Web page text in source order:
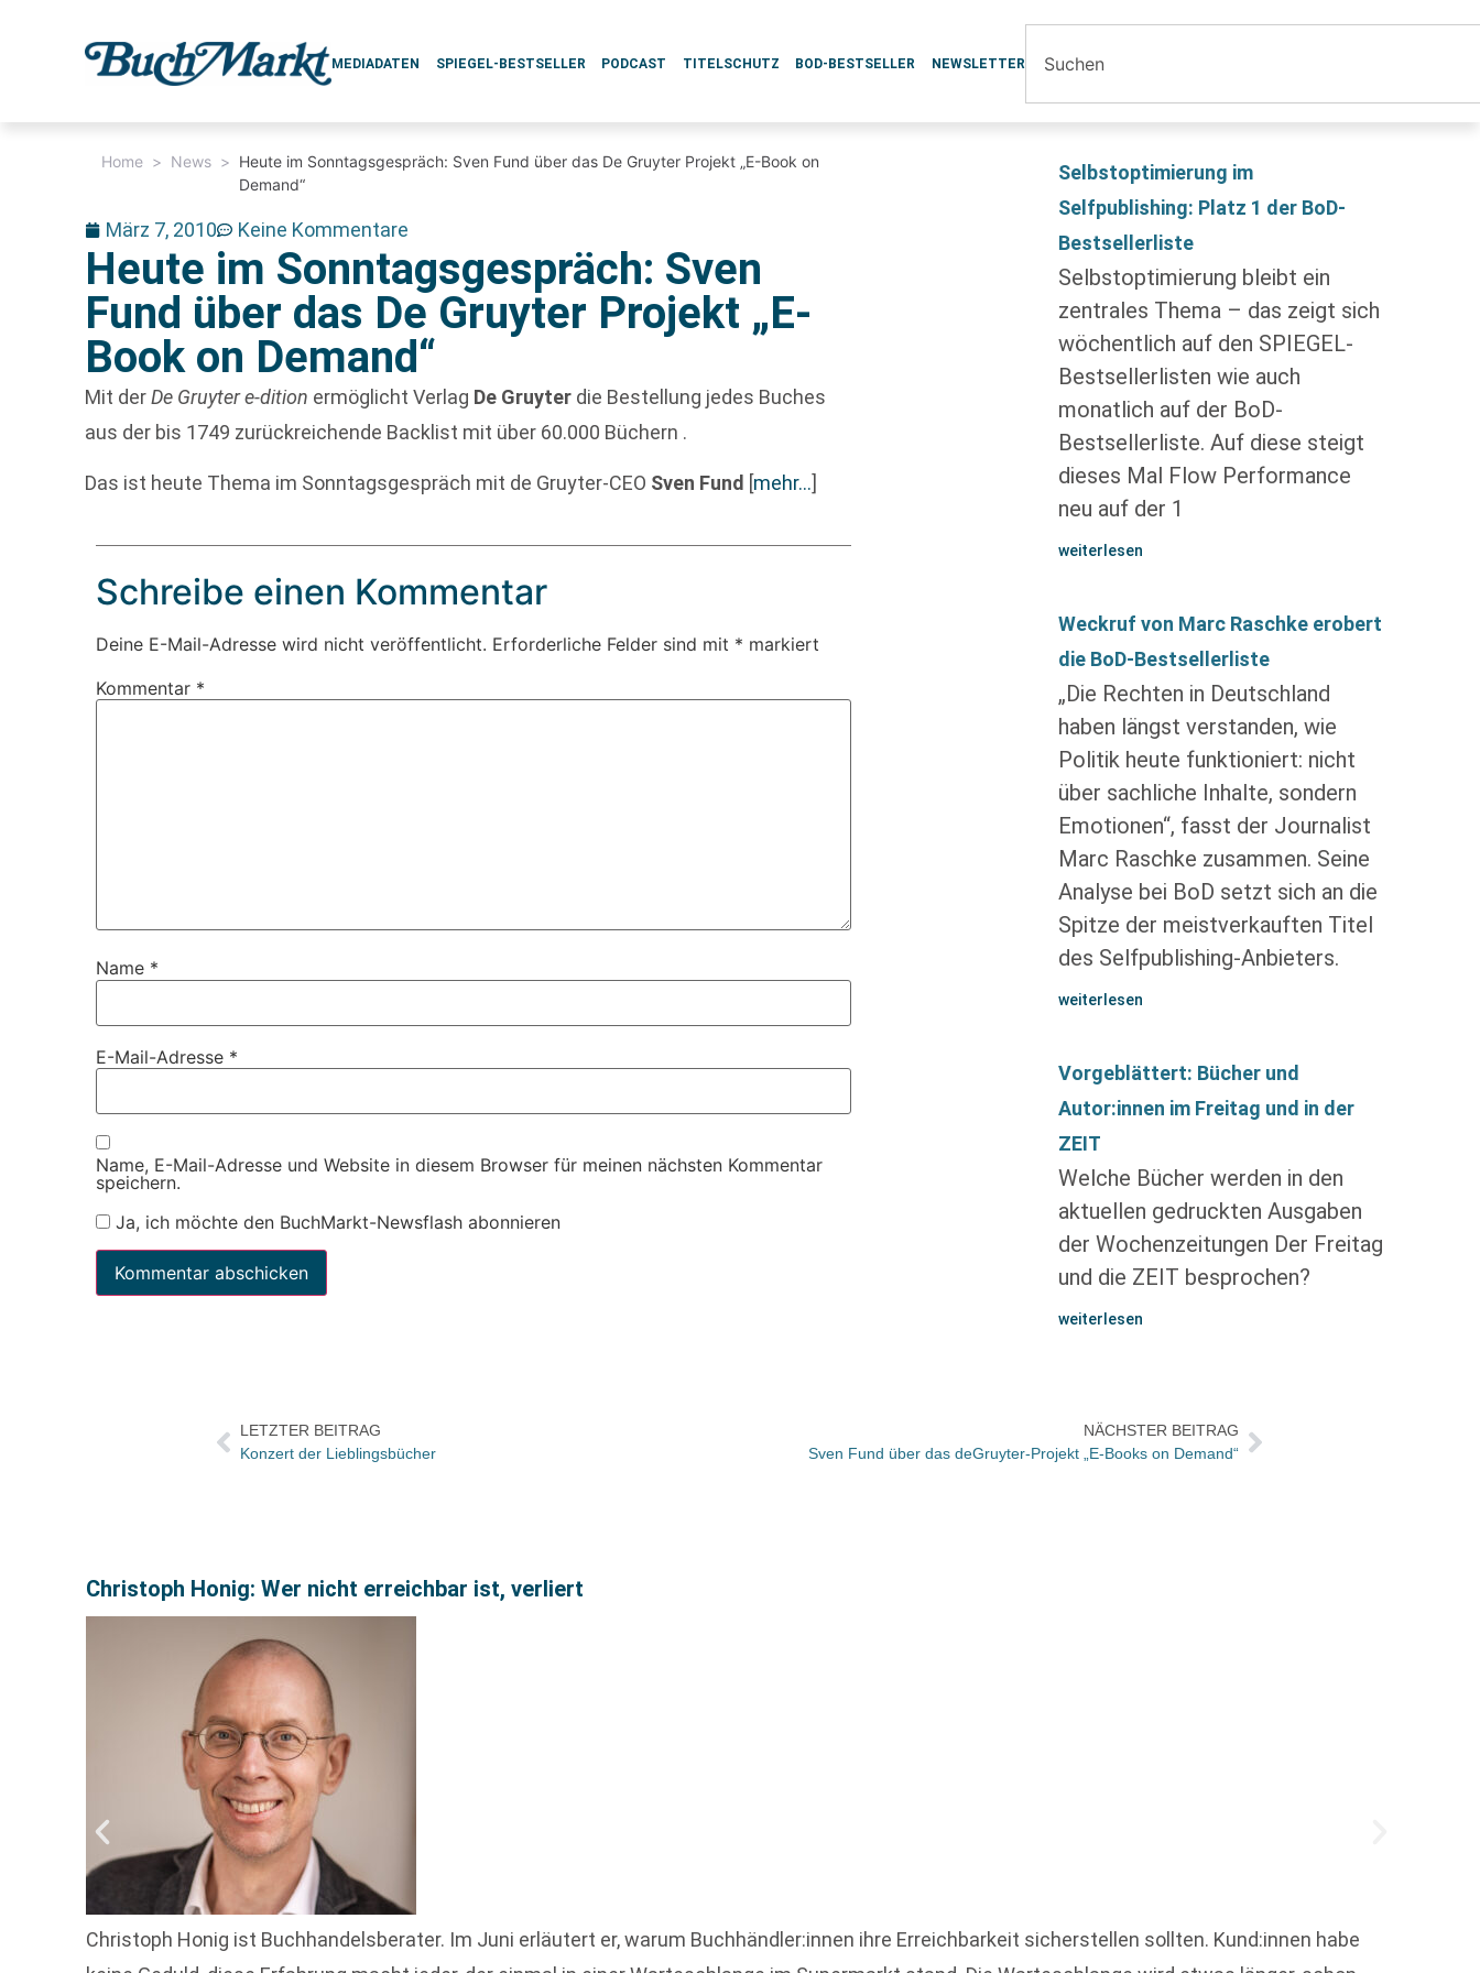
MEDIADATEN SPIEGEL-BESTSELLER PODCAST TITELSCHUTZ BOD-BESTSELLER NEWSLETTER
Home > News > Heute im Sonntagsgespräch: Sven Fund über das De Gruyter Projekt „E-Book on
Demand“
März 7, 2010 Keine Kommentare
Heute im Sonntagsgespräch: Sven
Fund über das De Gruyter Projekt „E-
Book on Demand“
Mit derDe Gruyter e-dition ermöglicht Verlag De Gruyter die Bestellung jedes Buches
aus der bis 1749 zurückreichende Backlist mit über 60.000 Büchern .
Das ist heute Thema im Sonntagsgespräch mit de Gruyter-CEO Sven Fund [mehr…]
Schreibe einen Kommentar
Deine E-Mail-Adresse wird nicht veröffentlicht. Erforderliche Felder sind mit * markiert
Kommentar *
Name *
E-Mail-Adresse *
Name, E-Mail-Adresse und Website in diesem Browser für meinen nächsten Kommentar
speichern.
Ja, ich möchte den BuchMarkt-Newsflash abonnieren
Selbstoptimierung im
Selfpublishing: Platz 1 der BoD-
Bestsellerliste
Selbstoptimierung bleibt ein
zentrales Thema – das zeigt sich
wöchentlich auf den SPIEGEL-
Bestsellerlisten wie auch
monatlich auf der BoD-
Bestsellerliste. Auf diese steigt
dieses Mal Flow Performance
neu auf der 1
weiterlesen
Weckruf von Marc Raschke erobert
die BoD-Bestsellerliste
„Die Rechten in Deutschland
haben längst verstanden, wie
Politik heute funktioniert: nicht
über sachliche Inhalte, sondern
Emotionen“, fasst der Journalist
Marc Raschke zusammen. Seine
Analyse bei BoD setzt sich an die
Spitze der meistverkauften Titel
des Selfpublishing-Anbieters.
weiterlesen
Vorgeblättert: Bücher und
Autor:innen im Freitag und in der
ZEIT
Welche Bücher werden in den
aktuellen gedruckten Ausgaben
der Wochenzeitungen Der Freitag
und die ZEIT besprochen?
weiterlesen
LETZTER BEITRAG
Konzert der Lieblingsbücher
NÄCHSTER BEITRAG
Sven Fund über das deGruyter-Projekt „E-Books on Demand“
Christoph Honig: Wer nicht erreichbar ist, verliert
Christoph Honig ist Buchhandelsberater. Im Juni erläutert er, warum Buchhändler:innen ihre Erreichbarkeit sicherstellen sollten. Kund:innen habe